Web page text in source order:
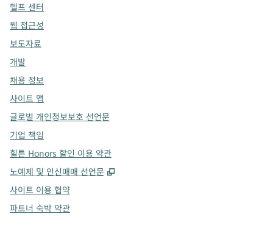
헬프 센터
웹 접근성
보도자료
개발
채용 정보
사이트 맵
글로벌 개인정보보호 선언문
기업 책임
힐튼 Honors 할인 이용 약관
노예제 및 인신매매 선언문
,
사이트 이용 협약
파트너 숙박 약관